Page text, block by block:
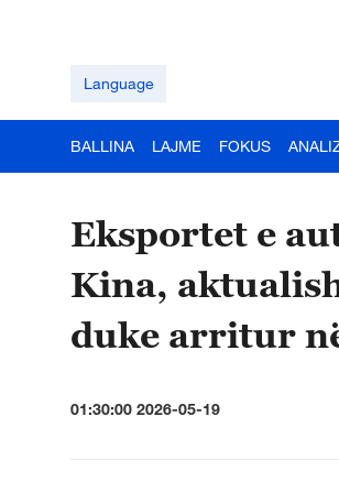
Language
BALLINA LAJME FOKUS
Eksportet e
Kina,
duke arritur
01:30:00 2026-05-19